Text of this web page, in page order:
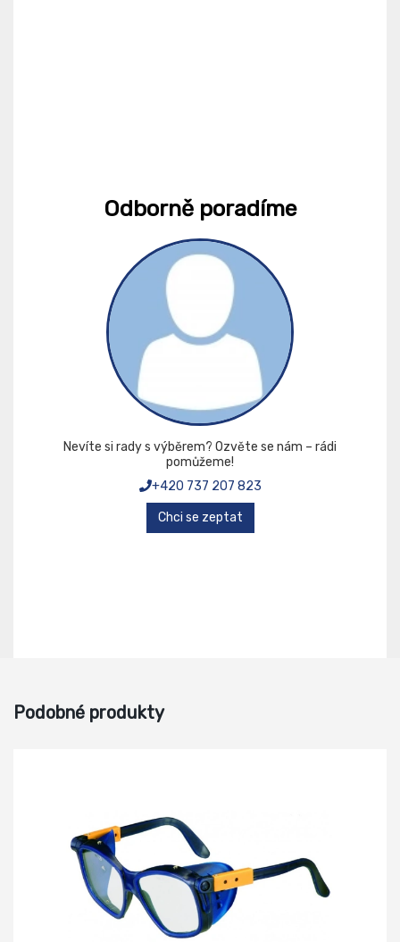
Odborně poradíme
Nevíte si rady s výběrem? Ozvěte se nám – rádi
pomůžeme!
+420 737 207 823
Chci se zeptat
Podobné produkty